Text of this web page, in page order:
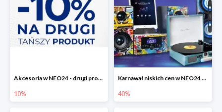
Akcesoria w NEO24 - drugi produkt -10%
10%
Karnawał niskich cen w NEO24 do -40%
40%